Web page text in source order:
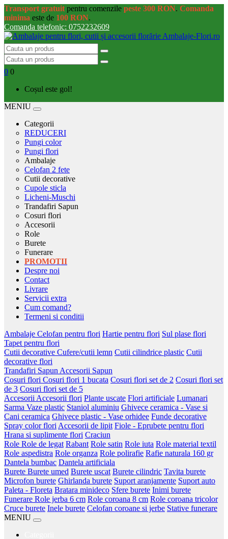
Transport gratuit pentru comenzile peste 300 RON. Comanda
minima este de 100 RON.
Comanda telefonic: 0752232609
0 0
Coșul este gol!
MENIU
Categorii
REDUCERI
Pungi color
Pungi flori
Ambalaje
Celofan 2 fete
Cutii decorative
Cupole sticla
Licheni-Muschi
Trandafiri Sapun
Cosuri flori
Accesorii
Role
Burete
Funerare
PROMOTII
Despre noi
Contact
Livrare
Servicii extra
Cum comand?
Termeni si conditii
Ambalaje Celofan pentru flori Hartie pentru flori Sul plase flori
Tapet pentru flori
Cutii decorative Cufere/cutii lemn Cutii cilindrice plastic Cutii
decorative flori
Trandafiri Sapun Accesorii Sapun
Cosuri flori Cosuri flori 1 bucata Cosuri flori set de 2 Cosuri flori set
de 3 Cosuri flori set de 5
Accesorii Accesorii flori Plante uscate Flori artificiale Lumanari
Sarma Vaze plastic Staniol aluminiu Ghivece ceramica - Vase si
Cani ceramica Ghivece plastic - Vase orhidee Funde decorative
Spray color flori Accesorii de lipit Fiole - Eprubete pentru flori
Hrana si suplimente flori Craciun
Role Role de legat Rabant Role satin Role iuta Role material textil
Role aspedistra Role organza Role polirafie Rafie naturala 160 gr
Dantela bumbac Dantela artificiala
Burete Burete umed Burete uscat Burete cilindric Tavita burete
Microfon burete Ghirlanda burete Suport aranjamente Suport auto
Paleta - Floreta Bratara minideco Sfere burete Inimi burete
Funerare Role jerba 6 cm Role coroana 8 cm Role coroana tricolor
Cruce burete Inele burete Celofan coroane si jerbe Stative funerare
MENIU